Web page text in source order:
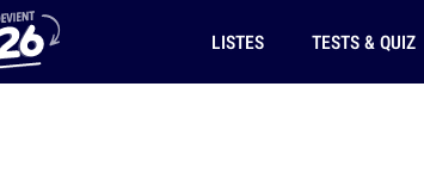
LISTES TESTS & QUIZ